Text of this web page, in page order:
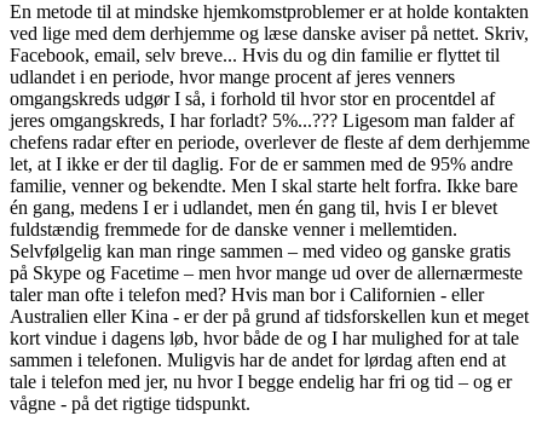
En metode til at mindske hjemkomstproblemer er at holde kontakten
ved lige med dem derhjemme og læse danske aviser på nettet. Skriv,
Facebook, email, selv breve... Hvis du og din familie er flyttet til
udlandet i en periode, hvor mange procent af jeres venners
omgangskreds udgør I så, i forhold til hvor stor en procentdel af
jeres omgangskreds, I har forladt? 5%...??? Ligesom man falder af
chefens radar efter en periode, overlever de fleste af dem derhjemme
let, at I ikke er der til daglig. For de er sammen med de 95% andre
familie, venner og bekendte. Men I skal starte helt forfra. Ikke bare
én gang, medens I er i udlandet, men én gang til, hvis I er blevet
fuldstændig fremmede for de danske venner i mellemtiden.
Selvfølgelig kan man ringe sammen – med video og ganske gratis
på Skype og Facetime – men hvor mange ud over de allernærmeste
taler man ofte i telefon med? Hvis man bor i Californien - eller
Australien eller Kina - er der på grund af tidsforskellen kun et meget
kort vindue i dagens løb, hvor både de og I har mulighed for at tale
sammen i telefonen. Muligvis har de andet for lørdag aften end at
tale i telefon med jer, nu hvor I begge endelig har fri og tid – og er
vågne - på det rigtige tidspunkt.